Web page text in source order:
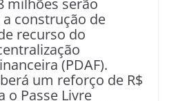
milhões serão
construção de
recurso do
(PDAF).
um reforço de R$
o Passe Livre